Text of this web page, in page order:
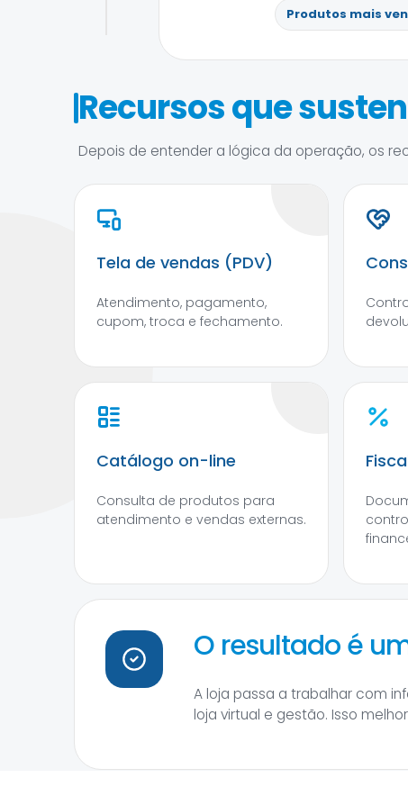
Produtos mais
Recursos que
Depois de entender a lógica da operação, os
Tela de vendas (PDV)
Atendimento, pagamento,
cupom, troca e fechamento.
Catálogo on-line
Consulta de produtos para
atendimento e vendas externas.
O resultado é
A loja passa a trabalhar com
loja virtual e gestão. Isso